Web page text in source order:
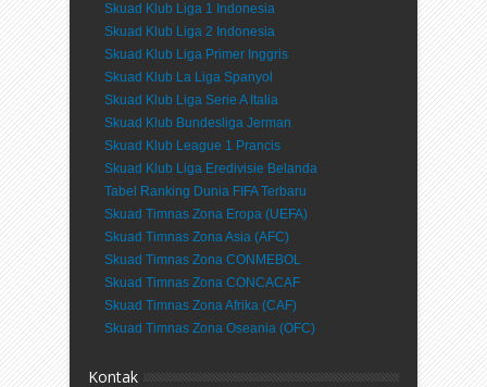
Skuad Klub Liga 1 Indonesia
Skuad Klub Liga 2 Indonesia
Skuad Klub Liga Primer Inggris
Skuad Klub La Liga Spanyol
Skuad Klub Liga Serie A Italia
Skuad Klub Bundesliga Jerman
Skuad Klub League 1 Prancis
Skuad Klub Liga Eredivisie Belanda
Tabel Ranking Dunia FIFA Terbaru
Skuad Timnas Zona Eropa (UEFA)
Skuad Timnas Zona Asia (AFC)
Skuad Timnas Zona CONMEBOL
Skuad Timnas Zona CONCACAF
Skuad Timnas Zona Afrika (CAF)
Skuad Timnas Zona Oseania (OFC)
Kontak